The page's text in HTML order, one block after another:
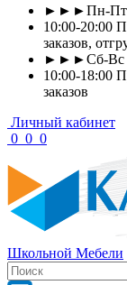
►►►Пн-Пт
10:00-20:00
заказов,
►►►Сб-Вс
10:00-18:00
заказов
Личный кабинет
0 0 0
Школьной Мебели